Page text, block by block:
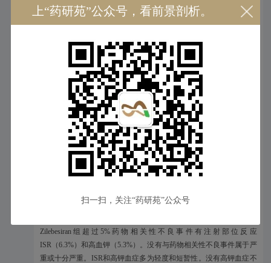
2023年11月11日Alnylam在线公布的其抑制血管紧张素原
管风险高血压患者2期临床试验KARDIA-1的详细试验结果。
KARDIA-1临床试验共纳入394名成人患者。在主要终点指标方
面，动态血压监测（ABPM）显示Zilebesiran的150mg、300mg和600
mg剂量组在治疗的第3个月与安慰剂对照组相比分别血压降幅分别达
到14.1 mmHg、16.7mmHg和15.7mmHg（p值均<0.0001）；在次要终
点指标方面，动态血压监测（ABPM）显示Zilebesiran的
150mg（Q6M）、300mg（Q6M）、、300mg（Q3M）和600
mg（Q6M）剂量组在治疗的第6个月与安慰剂对照组相比血压降幅分
别达到11.1mmHg、14.5mmHg、14.1mmHg和14.2mmHg（p值均
Zilebesiran严重不良反应发生率是3.6%，安慰剂为6.7%。一名接受
Zilebesiran组超过5%药物相关性不良事件有注射部位反应
ISR（6.3%）和高血钾（5.3%）。没有与药物相关性不良事件属于严
重或十分严重。ISR和高钾血症多为轻度和短暂性。没有高钾血症不
上“药研苑”公众号，看前景剖析。
扫一扫，关注“药研苑”公众号